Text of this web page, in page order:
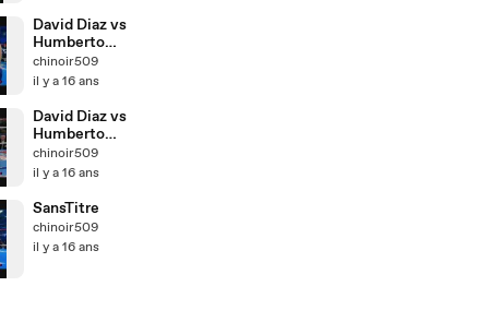
David Diaz vs
Humberto
Soto __ Part 2
chinoir509
il y a 16 ans
David Diaz vs
Humberto
Soto __ Part 1
chinoir509
il y a 16 ans
SansTitre
chinoir509
il y a 16 ans